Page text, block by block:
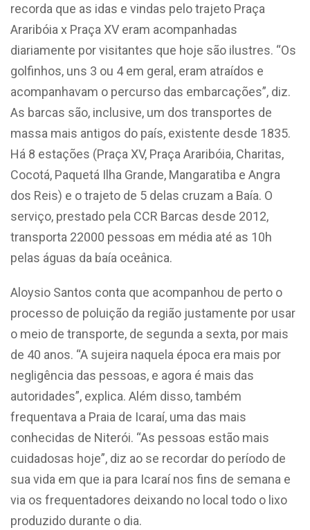
recorda que as idas e vindas pelo trajeto Praça
Araribóia x Praça XV eram acompanhadas
diariamente por visitantes que hoje são ilustres. “Os
golfinhos, uns 3 ou 4 em geral, eram atraídos e
acompanhavam o percurso das embarcações”, diz.
As barcas são, inclusive, um dos transportes de
massa mais antigos do país, existente desde 1835.
Há 8 estações (Praça XV, Praça Araribóia, Charitas,
Cocotá, Paquetá Ilha Grande, Mangaratiba e Angra
dos Reis) e o trajeto de 5 delas cruzam a Baía. O
serviço, prestado pela CCR Barcas desde 2012,
transporta 22000 pessoas em média até as 10h
pelas águas da baía oceânica.
Aloysio Santos conta que acompanhou de perto o
processo de poluição da região justamente por usar
o meio de transporte, de segunda a sexta, por mais
de 40 anos. “A sujeira naquela época era mais por
negligência das pessoas, e agora é mais das
autoridades”, explica. Além disso, também
frequentava a Praia de Icaraí, uma das mais
conhecidas de Niterói. “As pessoas estão mais
cuidadosas hoje”, diz ao se recordar do período de
sua vida em que ia para Icaraí nos fins de semana e
via os frequentadores deixando no local todo o lixo
produzido durante o dia.